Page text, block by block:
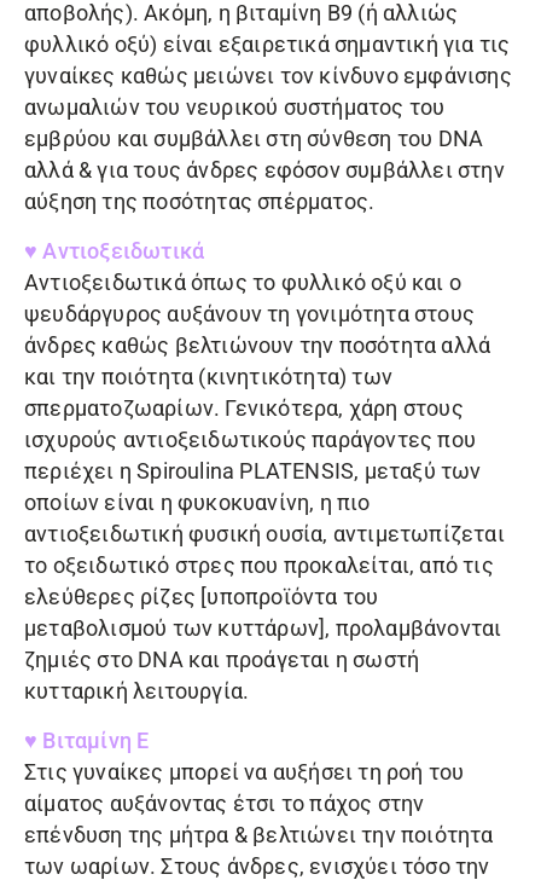
αποβολής). Ακόμη, η βιταμίνη Β9 (ή αλλιώς
φυλλικό οξύ) είναι εξαιρετικά σημαντική για τις
γυναίκες καθώς μειώνει τον κίνδυνο εμφάνισης
ανωμαλιών του νευρικού συστήματος του
εμβρύου και συμβάλλει στη σύνθεση του DNA
αλλά & για τους άνδρες εφόσον συμβάλλει στην
αύξηση της ποσότητας σπέρματος.
♥ Αντιοξειδωτικά
Αντιοξειδωτικά όπως το φυλλικό οξύ και ο
ψευδάργυρος αυξάνουν τη γονιμότητα στους
άνδρες καθώς βελτιώνουν την ποσότητα αλλά
και την ποιότητα (κινητικότητα) των
σπερματοζωαρίων. Γενικότερα, χάρη στους
ισχυρούς αντιοξειδωτικούς παράγοντες που
περιέχει ηSpiroulina PLATENSIS, μεταξύ των
οποίων είναι η φυκοκυανίνη, η πιο
αντιοξειδωτική φυσική ουσία, αντιμετωπίζεται
το οξειδωτικό στρες που προκαλείται, από τις
ελεύθερες ρίζες [υποπροϊόντα του
μεταβολισμού των κυττάρων], προλαμβάνονται
ζημιές στο DNA και προάγεται η σωστή
κυτταρική λειτουργία.
♥ Βιταμίνη Ε
Στις γυναίκες μπορεί να αυξήσει τη ροή του
αίματος αυξάνοντας έτσι το πάχος στην
επένδυση της μήτρα & βελτιώνει την ποιότητα
των ωαρίων. Στους άνδρες, ενισχύει τόσο την